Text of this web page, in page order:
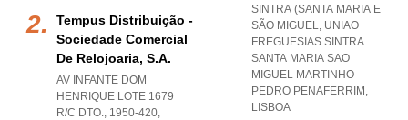
Tempus Distribuição -
Sociedade Comercial
De Relojoaria, S.a.
AV INFANTE DOM
HENRIQUE LOTE 1679
R/C DTO., 1950-420,
SINTRA (SANTA MARIA E
SÃO MIGUEL, UNIAO
FREGUESIAS SINTRA
SANTA MARIA SAO
MIGUEL MARTINHO
PEDRO PENAFERRIM ,
LISBOA